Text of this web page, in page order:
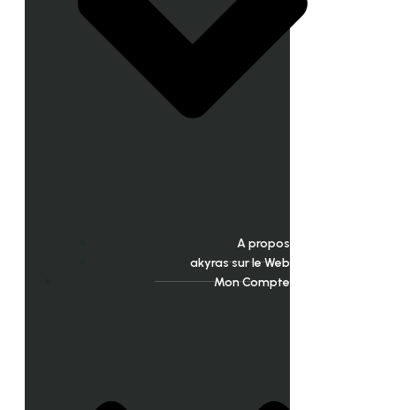
A propos
akyras sur le Web
Mon Compte